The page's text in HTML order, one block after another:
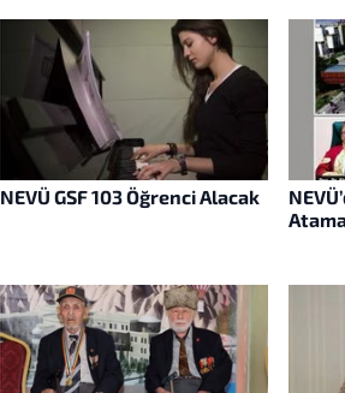
NEVÜ GSF 103 Öğrenci Alacak